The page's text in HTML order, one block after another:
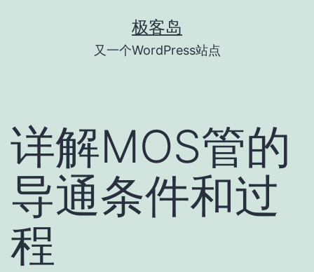
极客岛
又一个WordPress站点
详解MOS管的
导通条件和过
程